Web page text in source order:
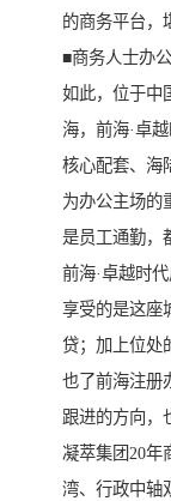
的商务平台，
■商务人士办
如此，位于
海，前海·卓
核心配套、海
为办公主场的
是员工通勤，
前海·卓越时
享受的是这座
贷；加上位处
也了前海注册
跟进的方向，
凝萃集团20年
湾、行政中轴